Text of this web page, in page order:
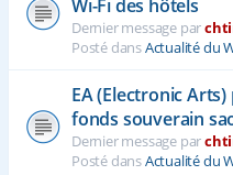
Wi-Fi des hôtels
Dernier message par
Posté dansActualité du
EA (Electronic
fonds souverain
Dernier message par
Posté dansActualité du